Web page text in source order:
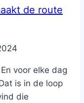
de route
voor elke dag
is in de loop
die